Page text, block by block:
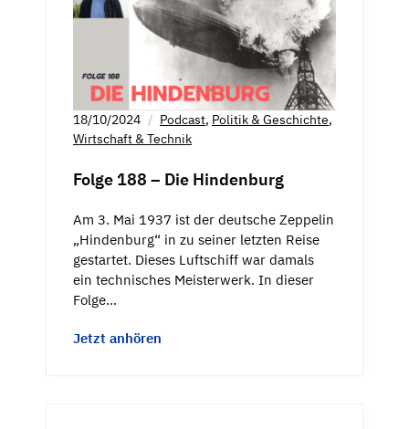
18/10/2024 Podcast, Politik & Geschichte,
Wirtschaft & Technik
Folge 188 – Die Hindenburg
Am 3. Mai 1937 ist der deutsche Zeppelin
„Hindenburg“ in zu seiner letzten Reise
gestartet. Dieses Luftschiff war damals
ein technisches Meisterwerk. In dieser
Folge…
Jetzt anhören